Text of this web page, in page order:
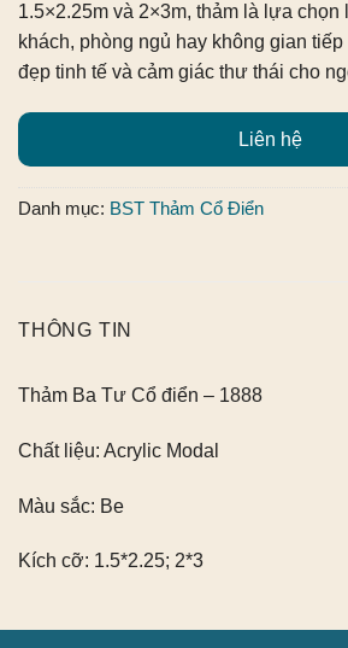
1.5×2.25m và 2×3m, thảm là lựa
khách, phòng ngủ hay không gian
đẹp tinh tế và cảm giác thư thái cho
Liên hệ
Danh mục: BST Thảm Cổ Điển
THÔNG TIN
Thảm Ba Tư Cổ điển – 1888
Chất liệu: Acrylic Modal
Màu sắc: Be
Kích cỡ: 1.5*2.25; 2*3